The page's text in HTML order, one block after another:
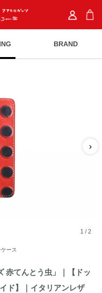
BRAND
›
1 /2
ース
赤てんとう虫」｜【ドッ
ド】｜イタリアンレザ